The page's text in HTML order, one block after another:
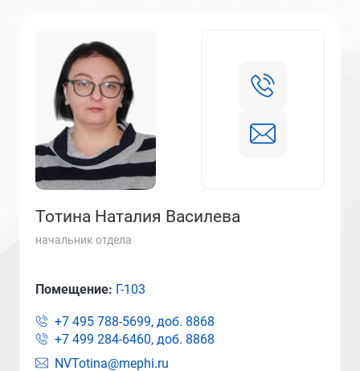
Тотина Наталия Василева
начальник отдела
NVTotina@mephi.ru
Помещение: Г-103
+7 495 788-5699, доб. 8868
+7 499 284-6460, доб. 8868